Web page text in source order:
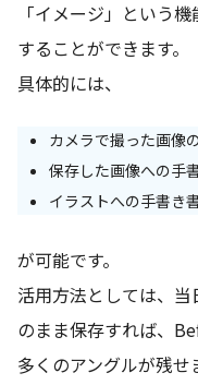
「イメージ」という
することができます。
具体的には、
カメラで撮った画像
保存した画像への手
イラストへの手書き
が可能です。
活用方法としては、
のまま保存すれば、
多くのアングルが残